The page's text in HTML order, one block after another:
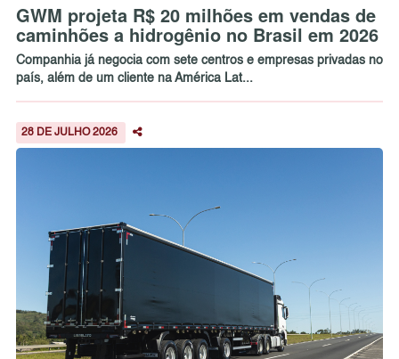
GWM projeta R$ 20 milhões em vendas de
caminhões a hidrogênio no Brasil em 2026
Companhia já negocia com sete centros e empresas privadas no
país, além de um cliente na América Lat...
28 DE JULHO 2026